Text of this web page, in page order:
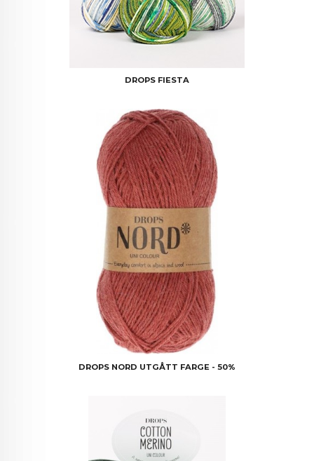
DROPS FIESTA
DROPS NORD UTGÅTT FARGE - 50%